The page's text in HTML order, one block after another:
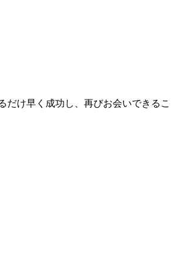
け早く成功し、再びお会いできるこ